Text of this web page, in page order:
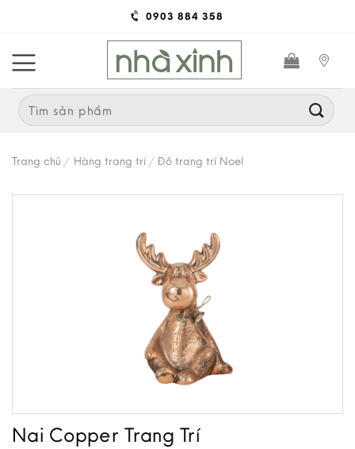
content
0903 884 358
Search
for:
Trang chủ / Hàng trang trí / Đồ trang trí Noel
Nai Copper Trang Trí